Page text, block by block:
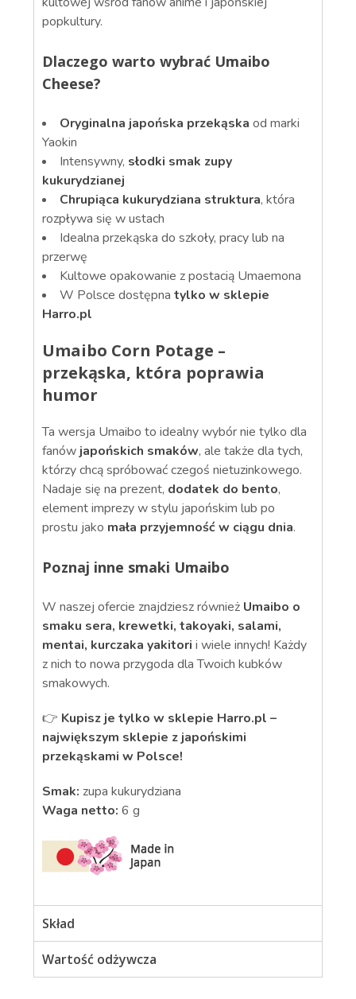
popkultury.
Dlaczego warto wybrać Umaibo
Cheese?
Oryginalna japońska przekąska od marki
Yaokin
Intensywny, słodki smak zupy
kukurydzianej
Chrupiąca kukurydziana struktura, która
rozpływa się w ustach
Idealna przekąska do szkoły, pracy lub na
przerwę
Kultowe opakowanie z postacią Umaemona
W Polsce dostępnatylko w sklepie
Harro.pl
Umaibo Corn Potage –
przekąska, która poprawia
humor
Ta wersja Umaibo to idealny wybór nie tylko dla
fanów japońskich smaków, ale także dla tych,
którzy chcą spróbować czegoś nietuzinkowego.
Nadaje się na prezent, dodatek do bento,
element imprezy w stylu japońskim lub po
prostu jako mała przyjemność w ciągu dnia.
Poznaj inne smaki Umaibo
W naszej ofercie znajdziesz również Umaibo o
smaku sera, krewetki, takoyaki, salami,
mentai, kurczaka yakitori i wiele innych! Każdy
z nich to nowa przygoda dla Twoich kubków
smakowych.
👉 Kupisz je tylko w sklepie Harro.pl –
największym sklepie z japońskimi
przekąskami w Polsce!
Smak: zupa kukurydziana
Waga netto: 6 g
Skład
Wartość odżywcza